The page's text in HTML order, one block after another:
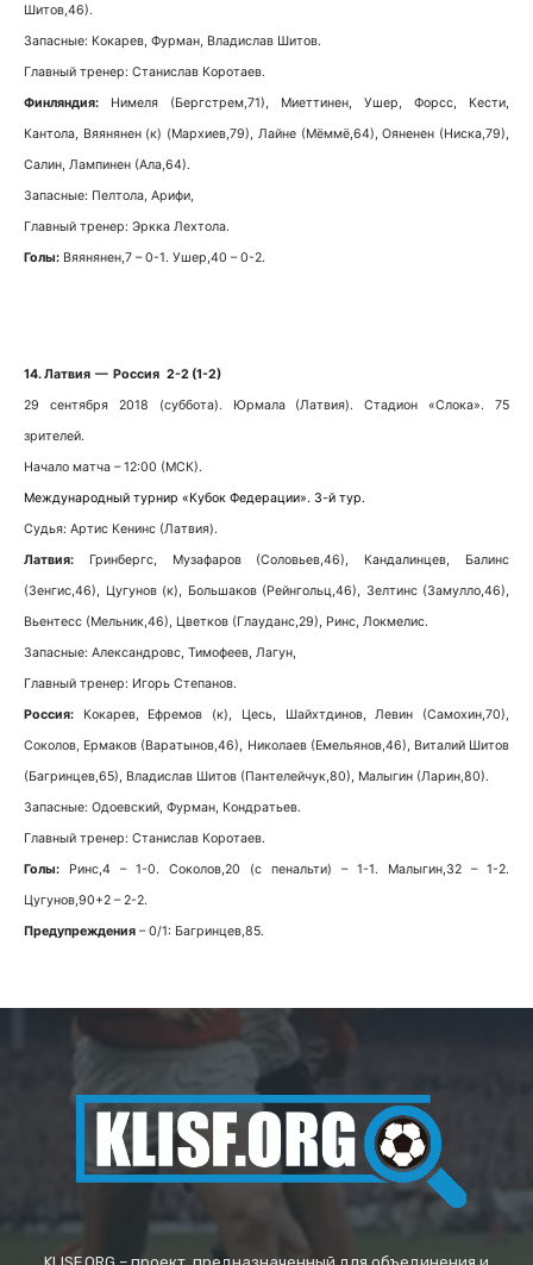
Шитов,46).
Запасные: Кокарев, Фурман, Владислав Шитов.
Главный тренер: Станислав Коротаев.
Финляндия: Нимеля (Бергстрем,71), Миеттинен, Ушер, Форсс, Кести,
Кантола, Вяянянен (к) (Мархиев,79), Лайне (Мёммё,64), Ояненен (Ниска,79),
Салин, Лампинен (Ала,64).
Запасные: Пелтола, Арифи,
Главный тренер: Эркка Лехтола.
Голы: Вяянянен,7 – 0-1. Ушер,40 – 0-2.
14. Латвия — Россия 2-2 (1-2)
29 сентября 2018 (суббота). Юрмала (Латвия). Стадион «Слока». 75
зрителей.
Начало матча – 12:00 (МСК).
Международный турнир «Кубок Федерации». 3-й тур.
Судья: Артис Кенинс (Латвия).
Латвия: Гринбергс, Музафаров (Соловьев,46), Кандалинцев, Балинс
(Зенгис,46), Цугунов (к), Большаков (Рейнгольц,46), Зелтинс (Замулло,46),
Вьентесс (Мельник,46), Цветков (Глауданс,29), Ринс, Локмелис.
Запасные: Александровс, Тимофеев, Лагун,
Главный тренер: Игорь Степанов.
Россия: Кокарев, Ефремов (к), Цесь, Шайхтдинов, Левин (Самохин,70),
Соколов, Ермаков (Варатынов,46), Николаев (Емельянов,46), Виталий Шитов
(Багринцев,65), Владислав Шитов (Пантелейчук,80), Малыгин (Ларин,80).
Запасные: Одоевский, Фурман, Кондратьев.
Главный тренер: Станислав Коротаев.
Голы: Ринс,4 – 1-0. Соколов,20 (с пенальти) – 1-1. Малыгин,32 – 1-2.
Цугунов,90+2 – 2-2.
Предупреждения – 0/1: Багринцев,85.